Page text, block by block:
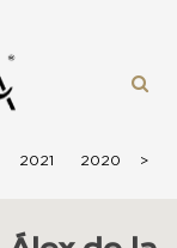
2021 2020 >